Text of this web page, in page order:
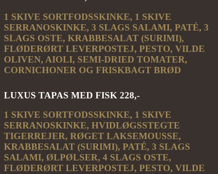
1 SKIVE SORTFODSSKINKE, 1 SKIVE
SERRANOSKINKE, 3 SLAGS SALAMI, PATÉ, 3
SLAGS OSTE, KRABBESALAT (SURIMI),
FLØDERØRT LEVERPOSTEJ, PESTO, VILDE
OLIVEN, AIOLI, SEMI-DRIED TOMATER,
CORNICHONER OG FRISKBAGT BRØD
LUXUS TAPAS MED FISK 228,-
1 SKIVE SORTFODSSKINKE, 1 SKIVE
SERRANOSKINKE, HVIDLØGSSTEGTE
TIGERREJER, RØGET LAKSEMOUSSE,
KRABBESALAT (SURIMI), PATÉ, 3 SLAGS
SALAMI, ØLPØLSER, 4 SLAGS OSTE,
FLØDERØRT LEVERPOSTEJ, PESTO, VILDE